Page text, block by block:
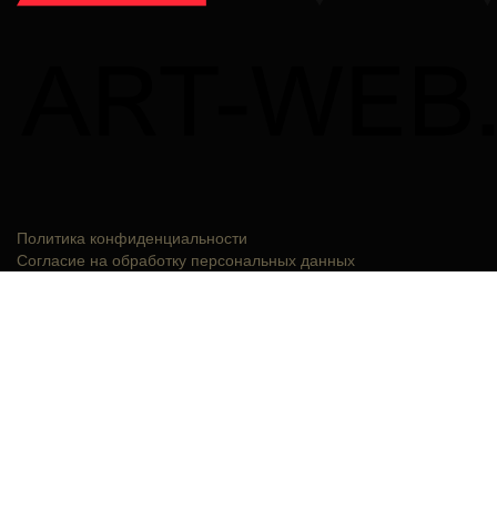
Политика конфиденциальности
Согласие на обработку персональных данных